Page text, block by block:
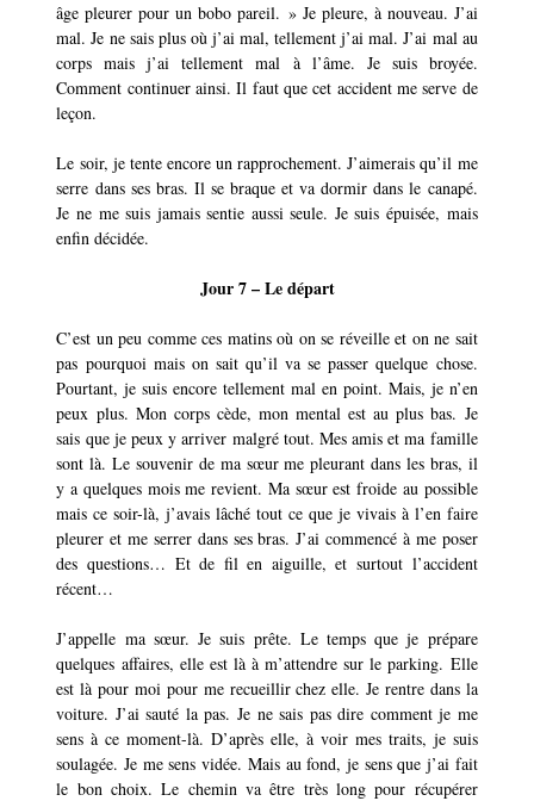
âge pleurer pour un bobo pareil. » Je pleure, à nouveau. J’ai
mal. Je ne sais plus où j’ai mal, tellement j’ai mal. J’ai mal au
corps mais j’ai tellement mal à l’âme. Je suis broyée.
Comment continuer ainsi. Il faut que cet accident me serve de
leçon.
Le soir, je tente encore un rapprochement. J’aimerais qu’il me
serre dans ses bras. Il se braque et va dormir dans le canapé.
Je ne me suis jamais sentie aussi seule. Je suis épuisée, mais
enfin décidée.
Jour 7 – Le départ
C’est un peu comme ces matins où on se réveille et on ne sait
pas pourquoi mais on sait qu’il va se passer quelque chose.
Pourtant, je suis encore tellement mal en point. Mais, je n’en
peux plus. Mon corps cède, mon mental est au plus bas. Je
sais que je peux y arriver malgré tout. Mes amis et ma famille
sont là. Le souvenir de ma sœur me pleurant dans les bras, il
y a quelques mois me revient. Ma sœur est froide au possible
mais ce soir-là, j’avais lâché tout ce que je vivais à l’en faire
pleurer et me serrer dans ses bras. J’ai commencé à me poser
des questions… Et de fil en aiguille, et surtout l’accident
récent…
J’appelle ma sœur. Je suis prête. Le temps que je prépare
quelques affaires, elle est là à m’attendre sur le parking. Elle
est là pour moi pour me recueillir chez elle. Je rentre dans la
voiture. J’ai sauté la pas. Je ne sais pas dire comment je me
sens à ce moment-là. D’après elle, à voir mes traits, je suis
soulagée. Je me sens vidée. Mais au fond, je sens que j’ai fait
le bon choix. Le chemin va être très long pour récupérer